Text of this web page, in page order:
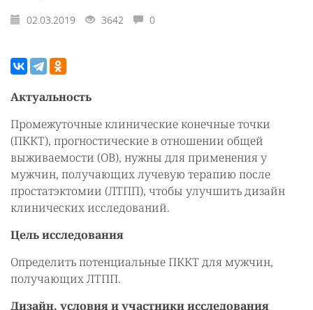
02.03.2019 3642 0
Актуальность
Промежуточные клинические конечные точки
(ПККТ), прогностические в отношении общей
выживаемости (ОВ), нужны для применения у
мужчин, получающих лучевую терапию после
простатэктомии (ЛТПП), чтобы улучшить дизайн
клинических исследований.
Цель исследования
Определить потенциальные ПККТ для мужчин,
получающих ЛТПП.
Дизайн, условия и участники исследования